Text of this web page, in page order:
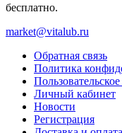
бесплатно.
market@vitalub.ru
Обратная связь
Политика
Личный кабинет
Новости
Регистрация